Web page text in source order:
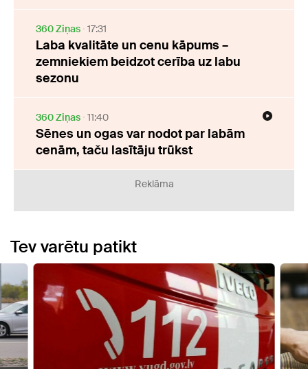
360 Ziņas 17:31
Laba kvalitāte un cenu kāpums –
zemniekiem beidzot cerība uz labu
sezonu
360 Ziņas 11:40
Sēnes un ogas var nodot par labām
cenām, taču lasītāju trūkst
Reklāma
Tev varētu patikt